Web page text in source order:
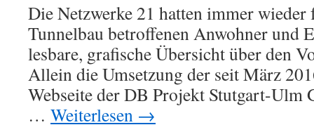
Die Netzwerke 21 hatten immer
Tunnelbau betroffenen Anwohner und
lesbare, grafische Übersicht über den
Allein die Umsetzung der seit März
Webseite der DB Projekt Stutgart-Ulm
… Weiterlesen →